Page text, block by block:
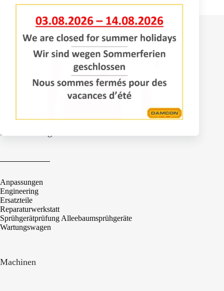
4043 KD Opheusden
+31 (0)488 – 442828
Anpassungen
Engineering
Ersatzteile
Reparaturwerkstatt
Sprühgerätprüfung Alleebaumsprühgeräte
Wartungswagen
Machinen